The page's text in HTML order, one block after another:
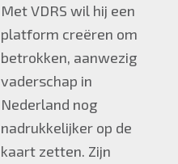
Met VDRS wil hij een
platform creëren om
betrokken, aanwezig
vaderschap in
Nederland nog
nadrukkelijker op de
kaart zetten. Zijn